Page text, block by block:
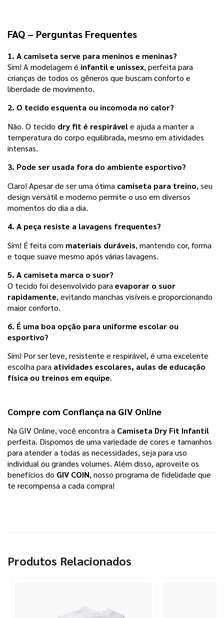
FAQ – Perguntas Frequentes
1. A camiseta serve para meninos e meninas?
Sim! A modelagem é infantil e unissex, perfeita para
crianças de todos os gêneros que buscam conforto e
liberdade de movimento.
2. O tecido esquenta ou incomoda no calor?
Não. O tecido dry fit é respirávele ajuda a manter a
temperatura do corpo equilibrada, mesmo em atividades
intensas.
3. Pode ser usada fora do ambiente esportivo?
Claro! Apesar de ser uma ótima camiseta para treino, seu
design versátil e moderno permite o uso em diversos
momentos do dia a dia.
4. A peça resiste a lavagens frequentes?
Sim! É feita com materiais duráveis, mantendo cor, forma
e toque suave mesmo após várias lavagens.
5. A camiseta marca o suor?
O tecido foi desenvolvido paraevaporar o suor
rapidamente, evitando manchas visíveis e proporcionando
maior conforto.
6. É uma boa opção para uniforme escolar ou
esportivo?
Sim! Por ser leve, resistente e respirável, é uma excelente
escolha para atividades escolares, aulas de educação
física ou treinos em equipe.
Compre com Confiança na GIV Online
Na GIV Online, você encontra a Camiseta Dry Fit Infantil
perfeita. Dispomos de uma variedade de cores e tamanhos
para atender a todas as necessidades, seja para uso
individual ou grandes volumes. Além disso, aproveite os
benefícios do GIV COIN, nosso programa de fidelidade que
te recompensa a cada compra!
Produtos Relacionados